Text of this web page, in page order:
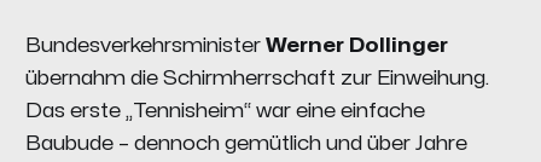
Bundesverkehrsminister Werner Dollinger
übernahm die Schirmherrschaft zur Einweihung.
Das erste „Tennisheim“ war eine einfache
Baubude – dennoch gemütlich und über Jahre